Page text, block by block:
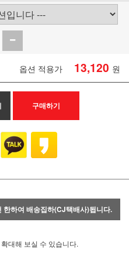
옵션 적용가 13,120 원
구매하기
하여 배송집하(CJ택배사)됩니다.
대해 보실 수 있습니다.